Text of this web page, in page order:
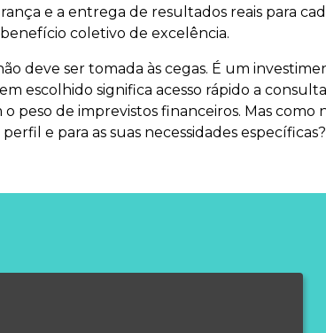
e a entrega de resultados reais para
coletivo de excelência.
deve ser tomada às cegas. É um
escolhido significa acesso rápido a
peso de imprevistos financeiros. Mas
e para as suas necessidades